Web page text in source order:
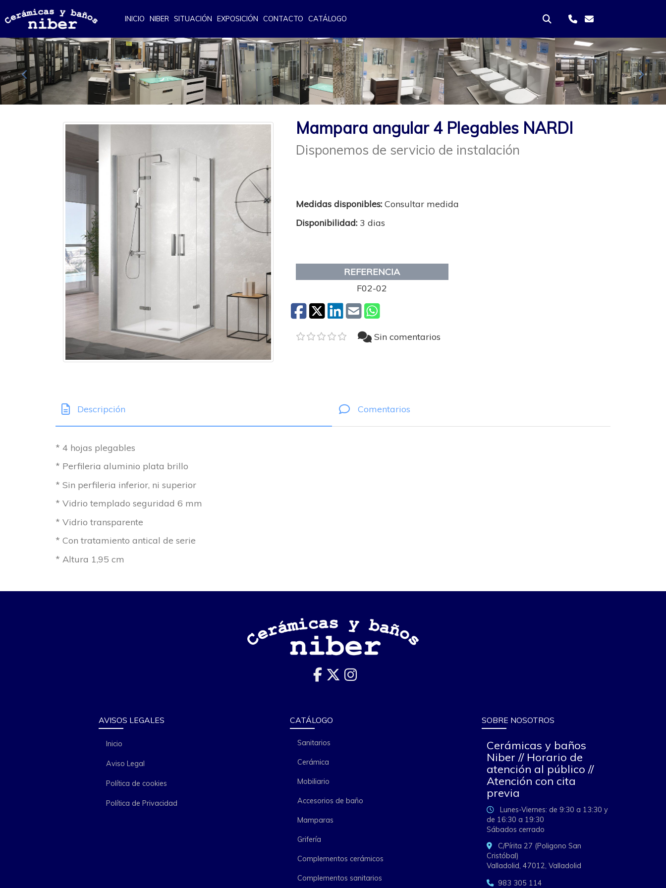
INICIO NIBER SITUACIÓN EXPOSICIÓN CONTACTO CATÁLOGO
Anterior
Mampara angular 4 Plegables NARDI
Disponemos de servicio de instalación
Medidas disponibles: Consultar medida
Disponibilidad: 3 dias
REFERENCIA
F02-02
Sin comentarios
Descripción Comentarios
* 4 hojas plegables
* Perfileria aluminio plata brillo
* Sin perfileria inferior, ni superior
* Vidrio templado seguridad 6 mm
* Vidrio transparente
* Con tratamiento antical de serie
* Altura 1,95 cm
AVISOS LEGALES
Inicio
Aviso Legal
Política de cookies
Política de Privacidad
CATÁLOGO
Sanitarios
Cerámica
Mobiliario
Accesorios de baño
Mamparas
Grifería
Complementos cerámicos
Complementos sanitarios
SOBRE NOSOTROS
Cerámicas y baños
Niber // Horario de
atención al público //
Atención con cita
previa
Lunes-Viernes: de 9:30 a 13:30 y
de 16:30 a 19:30
Sábados cerrado
C/Pírita 27 (Poligono San
Cristóbal)
Valladolid, 47012, Valladolid
983 305 114